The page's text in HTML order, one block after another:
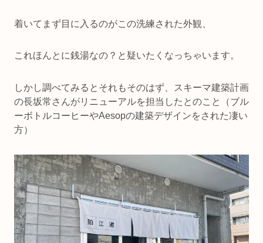
着いてまず目に入るのがこの洗練された外観、
これほんとに銭湯なの？と疑いたくなっちゃいます。
しかし調べてみるとそれもそのはず、スキーマ建築計画
の長坂常さんがリニューアルを担当したとのこと（ブル
ーボトルコーヒーやAesopの建築デザインをされた凄い
方）